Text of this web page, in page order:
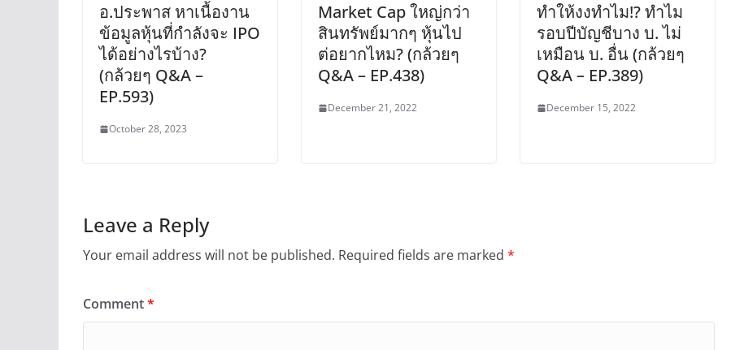
อ.ประพาส หาเนื้องาน
ข้อมูลหุ้นที่กำลังจะ IPO
ได้อย่างไรบ้าง?
(กล้วยๆ Q&A –
EP.593)
October 28, 2023
Market Cap ใหญ่กว่า
สินทรัพย์มากๆ หุ้นไป
ต่อยากไหม? (กล้วยๆ
Q&A – EP.438)
December 21, 2022
ทำให้งงทำไม!? ทำไม
รอบปีบัญชีบาง บ. ไม่
เหมือน บ. อื่น (กล้วยๆ
Q&A – EP.389)
December 15, 2022
Leave a Reply
Your email address will not be published. Required fields are marked *
Comment*